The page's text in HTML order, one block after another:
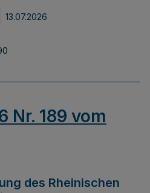
13.07.2026
Nr. 189 vom
des Rheinischen